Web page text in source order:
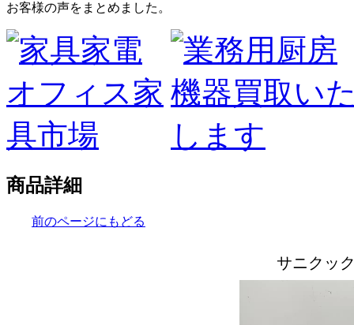
お客様の声をまとめました。
商品詳細
前のページにもどる
サニク